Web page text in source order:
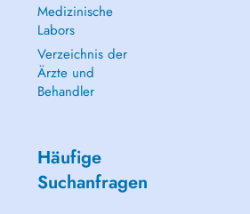
Medizinische
Labors
Verzeichnis der
Ärzte und
Behandler
Häufige
Suchanfragen